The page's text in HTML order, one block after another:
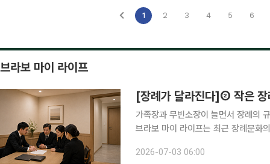
1 2 3 4 5 6
브라보 마이 라이프
[장례가 달라진다]② 작은 장
가족장과 무빈소장이 늘면서 장례의
브라보 마이 라이프는 최근 장례문화
사 전문기업 마크로밀엠브레인 트렌
2026-07-03 06:00